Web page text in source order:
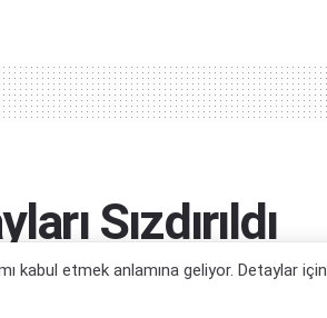
Sızdırıldı
kabul etmek anlamına geliyor. Detaylar için